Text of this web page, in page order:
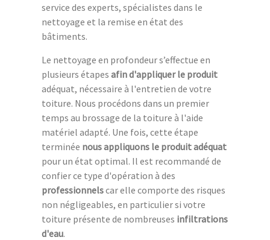
service des experts, spécialistes dans le
nettoyage et la remise en état des
bâtiments.
Le nettoyage en profondeur s’effectue en
plusieurs étapes afin d'appliquer le produit
adéquat, nécessaire à l'entretien de votre
toiture. Nous procédons dans un premier
temps au brossage de la toiture à l'aide
matériel adapté. Une fois, cette étape
terminée nous appliquons le produit adéquat
pour un état optimal. Il est recommandé de
confier ce type d'opération à des
professionnelscar elle comporte des risques
non négligeables, en particulier si votre
toiture présente de nombreuses infiltrations
d'eau.